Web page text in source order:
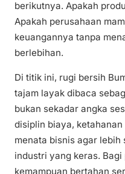
berikutnya. Apakah
Apakah perusahaan
keuangannya tanpa
berlebihan.
Di titik ini, rugi bersih
tajam layak dibaca
bukan sekadar angka
disiplin biaya,
menata bisnis agar lebih
industri yang keras.
kemampuan bertahan